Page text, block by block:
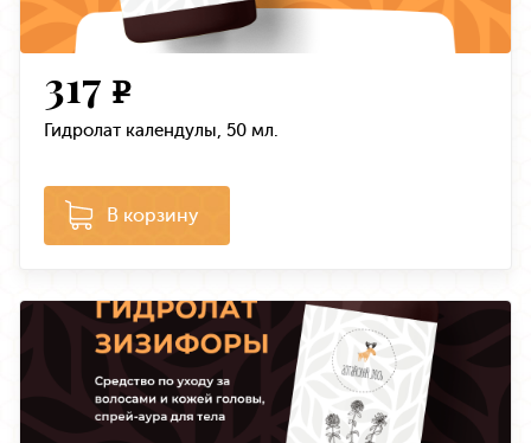
317 e
Гидролат календулы, 50 мл.
В корзину